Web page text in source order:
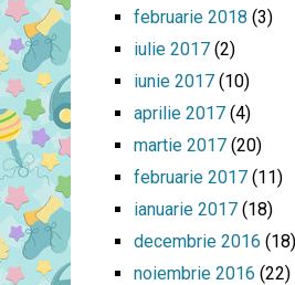
februarie 2018 (3)
iulie 2017(2)
iunie 2017(10)
aprilie 2017(4)
martie 2017(20)
februarie 2017(11)
ianuarie 2017(18)
decembrie 2016 (18)
noiembrie 2016 (22)